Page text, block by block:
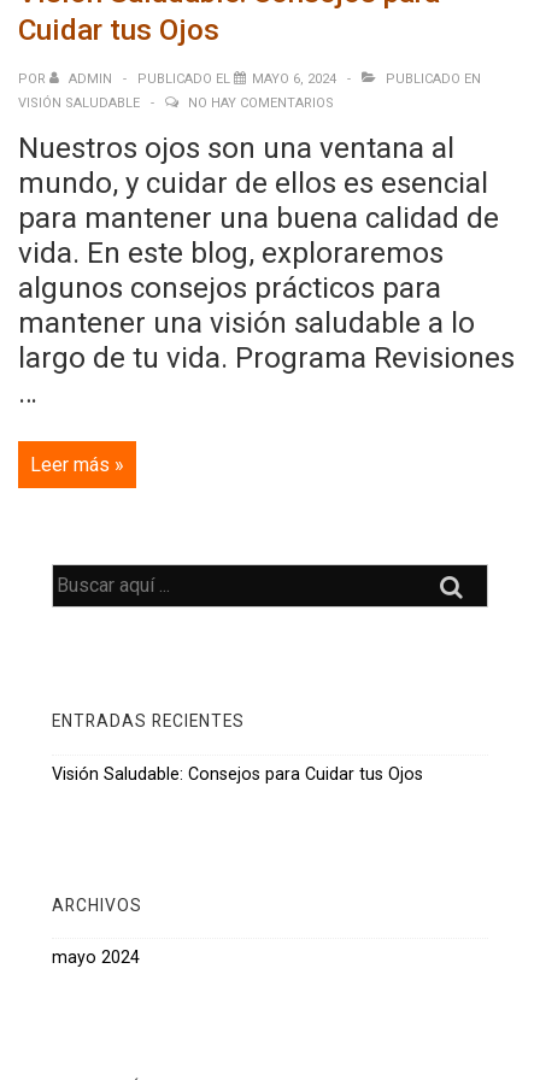
Cuidar tus Ojos
POR ADMIN PUBLICADO EL MAYO 6, 2024
PUBLICADO EN
VISIÓN SALUDABLE
NO HAY COMENTARIOS
Nuestros ojos son una ventana al
mundo, y cuidar de ellos es esencial
para mantener una buena calidad de
vida. En este blog, exploraremos
algunos consejos prácticos para
mantener una visión saludable a lo
largo de tu vida. Programa Revisiones
…
Visión
Saludable:
Consejos
Ojos
Leer más »
por:
ENTRADAS RECIENTES
Visión Saludable: Consejos para Cuidar tus Ojos
ARCHIVOS
mayo 2024